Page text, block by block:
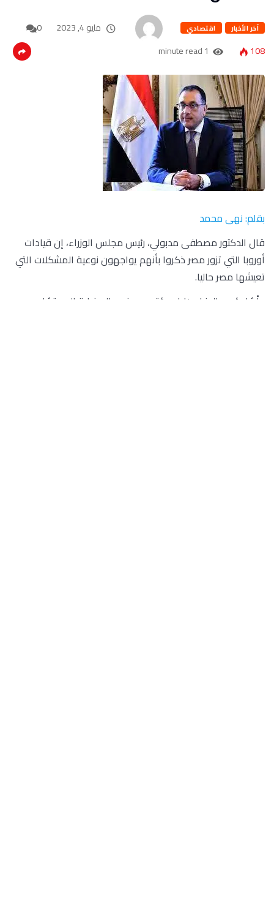
آخر الأخبار اقتصادي مايو 4, 2023
0
108
1 minute read
بقلم: نهى محمد
قال الدكتور مصطفى مدبولي، رئيس مجلس الوزراء، إن قيادات
أوروبا التي تزور مصر ذكروا بأنهم يواجهون نوعية المشكلات التي
تعيشها مصر حاليا.
وأشار رئيس الوزراء خلال مؤتمر صحفي، إلى زيارة المستشار